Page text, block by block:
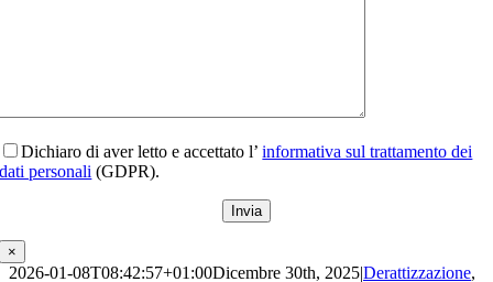
Dichiaro di aver letto e accettato l’informativa sul trattamento dei
dati personali (GDPR).
×
2026-01-08T08:42:57+01:00Dicembre 30th, 2025|Derattizzazione,